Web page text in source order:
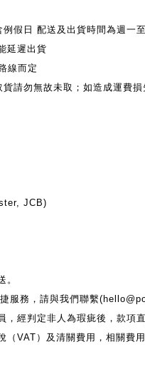
假日 配送及出貨時間為週一
延遲出貨
線而定
請勿無故未取；如造成運費損
JCB)
。
服務，請與我們聯繫
經判定非人為瑕疵後，款項
VAT）及清關費用，相關費